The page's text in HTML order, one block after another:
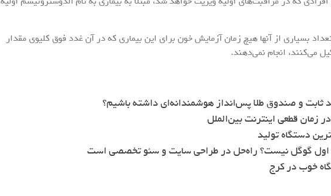
تعداد بسیاری از آنها هیچ زمان آزمایش خون برای این بیماری که در آن غدد فوق کلیوی مقدار
می‌کنند، انجام نمی‌دهند.
ثابت و صندوق طلا پس‌انداز هوشمندانه‌ای داشته باشیم؟
قطعی اینترنت بین‌الملل
دستگاه تولید
اول گوگل نیست؟ راه‌حل در طراحی سایت و سئو تخصصی است
خوب در کرج